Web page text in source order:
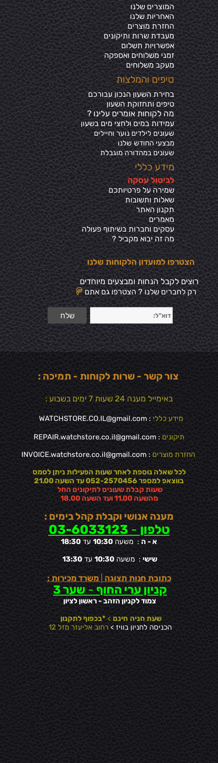
המוצרים שלנו
האחריות שלנו
החזרת מוצרים
מעבדת שרות ותיקונים
אפשרויות תשלום
זמני משלוחים ואספקה
מעקב משלוחים
טיפים והמלצות
בחירת השעון הנכון עבורכם
טיפים ותחזוקת השעון
מה לקוחות אומרים עלינו ?
עמידות במים ולחצי מים בשעון
שעונים לילדים נוער וחיילים
מבצעי החודש שלנו
שעונים במהדורה מוגבלת
מידע כללי
לביטול עסקה
שמירה על פרטיותכם
שאלות ותשובות
תקנון האתר
מאמרים
עסקים וחברות בשיתוף פעולה
מה זה יבוא מקביל ?
הצטרפו למועדון הלקוחות שלנו
רוצים לקבל הנחות ומבצעים מיוחדים
רק לחברים שלנו ? הצטרפו גם אתם
צור קשר - שרות לקוחות - תמיכה :
באימייל מענה 24 שעות 7 ימים בשבוע :
מידע כללי :
WATCHSTORE.CO.IL@gmail.com
תיקונים : REPAIR.watchstore.co.il@gmail.com
החזרת מוצרים :
INVOICE.watchstore.co.il@gmail.com
לכל שאלה נוספת לאחר שעות הפעילות ניתן לסמס
בווצאפ למספר 052-2570456 עד השעה 21.00
שעות קבלת שעונים לתיקונים החל
מהשעה 11.00 ועד השעה 18.00
מענה אנושי וקבלת קהל בימים :
טלפון -
03-6033123
א - ה : משעה 10:30 עד 18:30
שישי : משעה10:30 עד13:30
כתובת חנות תצוגה |משרד מכירות :
קניון ערי החוף- שער 3
צמוד לקניון הזהב - ראשון לציון
שעת חניה חינם >*בכפוף לתקנון
הכניסה לחניון בוויז >רחוב אליעזר מזל 12